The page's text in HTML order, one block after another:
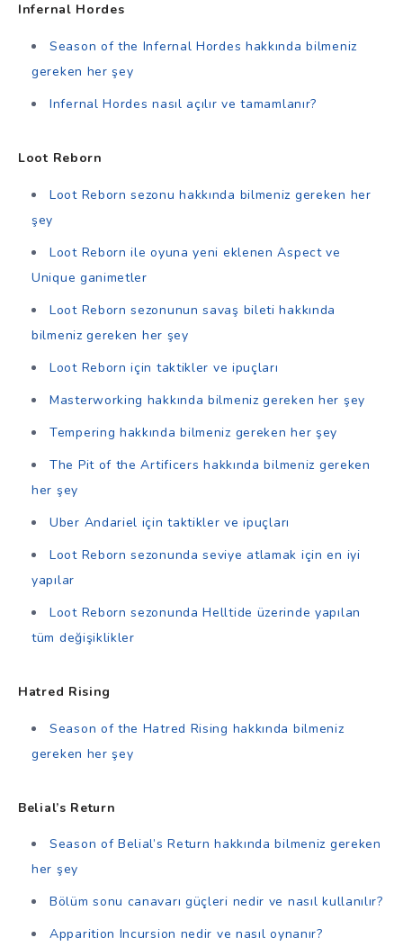
Infernal Hordes
Season of the Infernal Hordes hakkında bilmeniz
gereken her şey
Infernal Hordes nasıl açılır ve tamamlanır?
Loot Reborn
Loot Reborn sezonu hakkında bilmeniz gereken her
şey
Loot Reborn ile oyuna yeni eklenen Aspect ve
Unique ganimetler
Loot Reborn sezonunun savaş bileti hakkında
bilmeniz gereken her şey
Loot Reborn için taktikler ve ipuçları
Masterworking hakkında bilmeniz gereken her şey
Tempering hakkında bilmeniz gereken her şey
The Pit of the Artificers hakkında bilmeniz gereken
her şey
Uber Andariel için taktikler ve ipuçları
Loot Reborn sezonunda seviye atlamak için en iyi
yapılar
Loot Reborn sezonunda Helltide üzerinde yapılan
tüm değişiklikler
Hatred Rising
Season of the Hatred Rising hakkında bilmeniz
gereken her şey
Belial’s Return
Season of Belial’s Return hakkında bilmeniz gereken
her şey
Bölüm sonu canavarı güçleri nedir ve nasıl kullanılır?
Apparition Incursion nedir ve nasıl oynanır?